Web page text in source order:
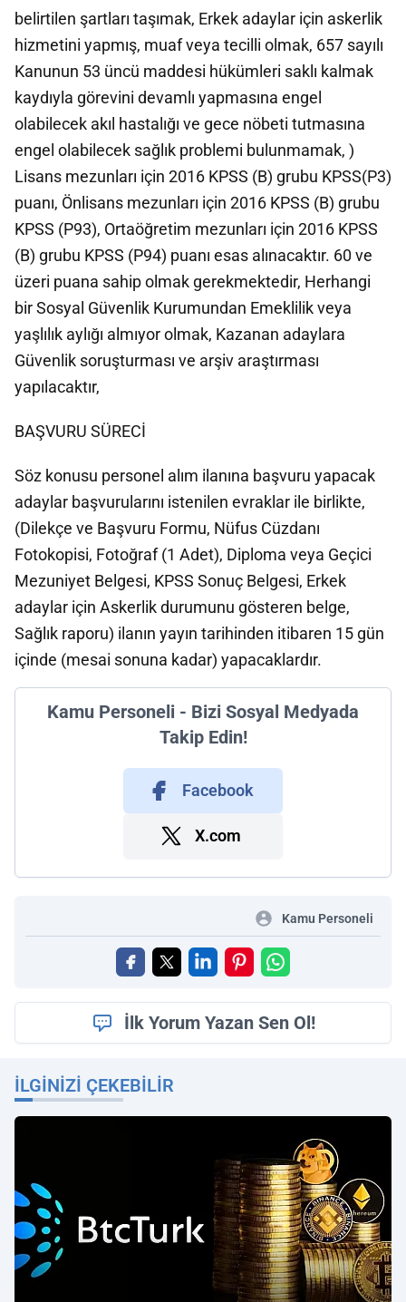
belirtilen şartları taşımak, Erkek adaylar için askerlik
hizmetini yapmış, muaf veya tecilli olmak, 657 sayılı
Kanunun 53 üncü maddesi hükümleri saklı kalmak
kaydıyla görevini devamlı yapmasına engel
olabilecek akıl hastalığı ve gece nöbeti tutmasına
engel olabilecek sağlık problemi bulunmamak, )
Lisans mezunları için 2016 KPSS (B) grubu KPSS(P3)
puanı, Önlisans mezunları için 2016 KPSS (B) grubu
KPSS (P93), Ortaöğretim mezunları için 2016 KPSS
(B) grubu KPSS (P94) puanı esas alınacaktır. 60 ve
üzeri puana sahip olmak gerekmektedir, Herhangi
bir Sosyal Güvenlik Kurumundan Emeklilik veya
yaşlılık aylığı almıyor olmak, Kazanan adaylara
Güvenlik soruşturması ve arşiv araştırması
yapılacaktır,
BAŞVURU SÜRECİ
Söz konusu personel alım ilanına başvuru yapacak
adaylar başvurularını istenilen evraklar ile birlikte,
(Dilekçe ve Başvuru Formu, Nüfus Cüzdanı
Fotokopisi, Fotoğraf (1 Adet), Diploma veya Geçici
Mezuniyet Belgesi, KPSS Sonuç Belgesi, Erkek
adaylar için Askerlik durumunu gösteren belge,
Sağlık raporu) ilanın yayın tarihinden itibaren 15 gün
içinde (mesai sonuna kadar) yapacaklardır.
Kamu Personeli - Bizi Sosyal Medyada
Takip Edin!
Facebook
X.com
Kamu Personeli
İlk Yorum Yazan Sen Ol!
İLGINIZI ÇEKEBILIR